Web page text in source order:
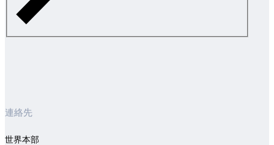
連絡先
世界本部